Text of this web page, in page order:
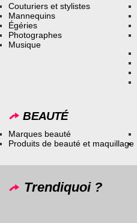
Couturiers et stylistes
Mannequins
Égéries
Photographes
Musique
BEAUTÉ
Marques beauté
Produits de beauté et maquillage
Trendiquoi ?